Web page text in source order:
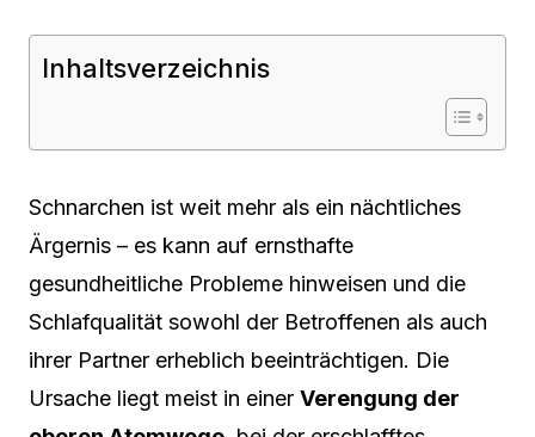
Inhaltsverzeichnis
Schnarchen ist weit mehr als ein nächtliches
Ärgernis – es kann auf ernsthafte
gesundheitliche Probleme hinweisen und die
Schlafqualität sowohl der Betroffenen als auch
ihrer Partner erheblich beeinträchtigen. Die
Ursache liegt meist in einer Verengung der